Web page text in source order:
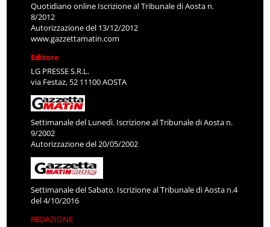
Quotidiano online Iscrizione al Tribunale di Aosta n.
8/2012
Autorizzazione del 13/12/2012
www.gazzettamatin.com
Editore
LG PRESSE S.R.L.
via Festaz, 52 11100 AOSTA
Settimanale del Lunedì. Iscrizione al Tribunale di Aosta n.
9/2002
Autorizzazione del 20/05/2002
Settimanale del Sabato. Iscrizione al Tribunale di Aosta n.4
del 4/10/2016
REDAZIONE